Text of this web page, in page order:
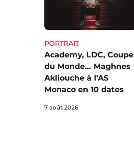
PORTRAIT
Academy, LDC, Coupe
du Monde… Maghnes
Akliouche à l’AS
Monaco en 10 dates
7 août 2026